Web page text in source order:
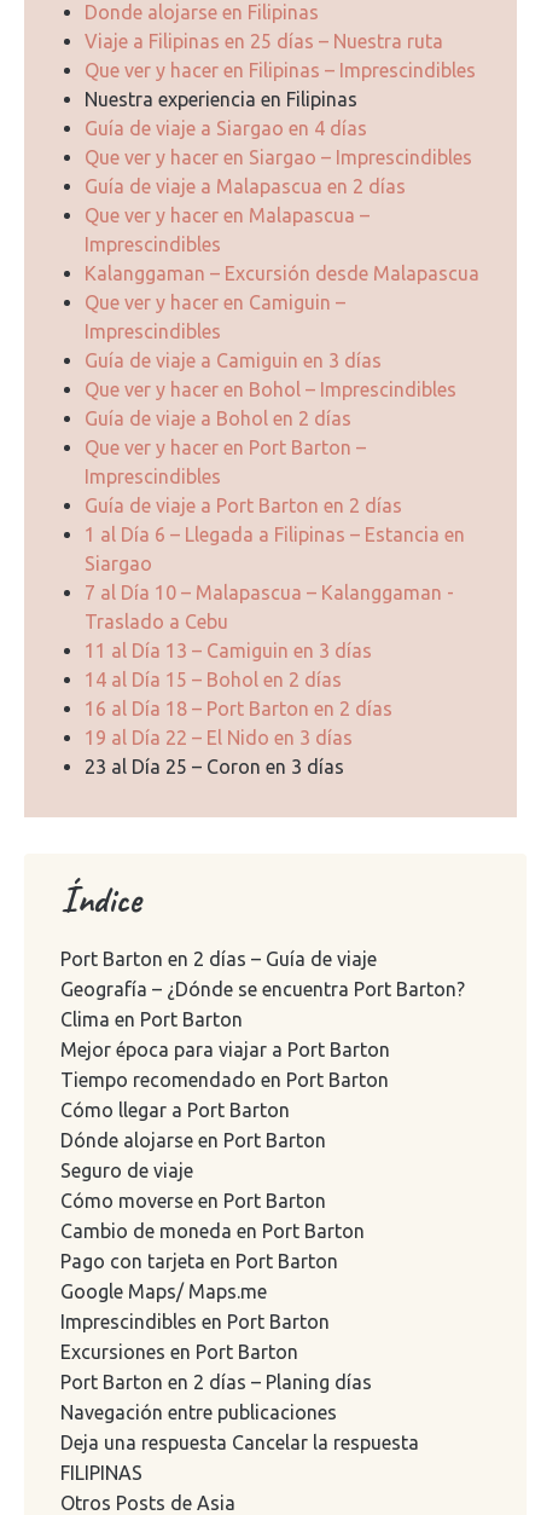
Donde alojarse en Filipinas
Viaje a Filipinas en 25 días – Nuestra ruta
Que ver y hacer en Filipinas – Imprescindibles
Nuestra experiencia en Filipinas
Guía de viaje a Siargao en 4 días
Que ver y hacer en Siargao – Imprescindibles
Guía de viaje a Malapascua en 2 días
Que ver y hacer en Malapascua –
Imprescindibles
Kalanggaman – Excursión desde Malapascua
Que ver y hacer en Camiguin –
Imprescindibles
Guía de viaje a Camiguin en 3 días
Que ver y hacer en Bohol – Imprescindibles
Guía de viaje a Bohol en 2 días
Que ver y hacer en Port Barton –
Imprescindibles
Guía de viaje a Port Barton en 2 días
1 al Día 6 – Llegada a Filipinas – Estancia en
Siargao
7 al Día 10 – Malapascua – Kalanggaman -
Traslado a Cebu
11 al Día 13 – Camiguin en 3 días
14 al Día 15 – Bohol en 2 días
16 al Día 18 – Port Barton en 2 días
19 al Día 22 – El Nido en 3 días
23 al Día 25 – Coron en 3 días
Índice
Port Barton en 2 días – Guía de viaje
Geografía – ¿Dónde se encuentra Port Barton?
Clima en Port Barton
Mejor época para viajar a Port Barton
Tiempo recomendado en Port Barton
Cómo llegar a Port Barton
Dónde alojarse en Port Barton
Seguro de viaje
Cómo moverse en Port Barton
Cambio de moneda en Port Barton
Pago con tarjeta en Port Barton
Google Maps/ Maps.me
Imprescindibles en Port Barton
Excursiones en Port Barton
Port Barton en 2 días – Planing días
Navegación entre publicaciones
Deja una respuesta Cancelar la respuesta
FILIPINAS
Otros Posts de Asia